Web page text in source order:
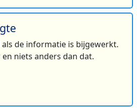
de informatie is bijgewerkt.
niets anders dan dat.